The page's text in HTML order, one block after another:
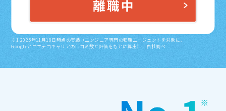
※1 2025年11月18日時点の実績（エンジニア専門の転職エージェントを対象に、
Googleとコエテコキャリアの口コミ数と評価をもとに算出）／自社調べ